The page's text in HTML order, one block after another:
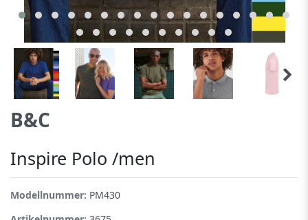
B&C
Inspire Polo /men
Modellnummer: PM430